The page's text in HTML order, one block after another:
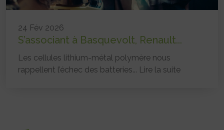
24 Fév 2026
S’associant à Basquevolt, Renault...
Les cellules lithium-métal polymère nous
rappellent l’échec des batteries... Lire la suite